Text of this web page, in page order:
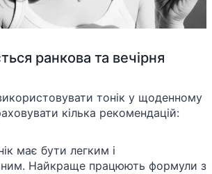
ранкова та вечірня
тонік у щоденному
кілька рекомендацій:
має бути легким і
Найкраще працюють формули з